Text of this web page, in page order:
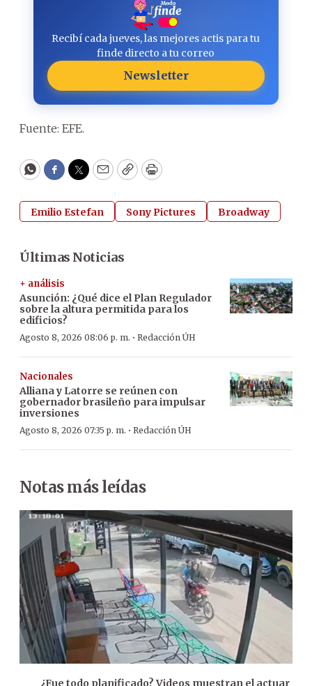
Recibí cada jueves, las mejores actis para tu
finde directo a tu correo
Newsletter
Fuente: EFE.
WhatsApp
Facebook
Twitter
EmailCopyPrint
Emilio Estefan Sony Pictures Broadway
Últimas Noticias
+ análisis
Asunción: ¿Qué dice el Plan Regulador
sobre la altura permitida para los
edificios?
Agosto 8, 2026 08:06 p. m. · Redacción ÚH
Nacionales
Alliana y Latorre se reúnen con
gobernador brasileño para impulsar
inversiones
Agosto 8, 2026 07:35 p. m. · Redacción ÚH
Notas más leídas
¿Fue todo planificado? Videos muestran el actuar